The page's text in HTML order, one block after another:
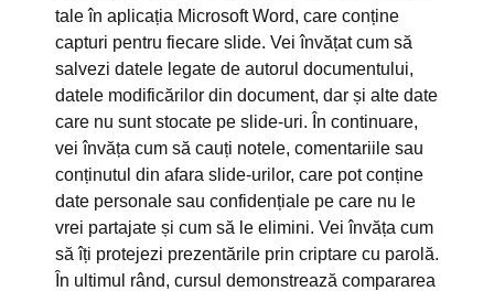
tale în aplicația Microsoft Word, care conține
capturi pentru fiecare slide. Vei învățat cum să
salvezi datele legate de autorul documentului,
datele modificărilor din document, dar și alte date
care nu sunt stocate pe slide-uri. În continuare,
vei învăța cum să cauți notele, comentariile sau
conținutul din afara slide-urilor, care pot conține
date personale sau confidențiale pe care nu le
vrei partajate și cum să le elimini. Vei învăța cum
să îți protejezi prezentările prin criptare cu parolă.
În ultimul rând, cursul demonstrează compararea